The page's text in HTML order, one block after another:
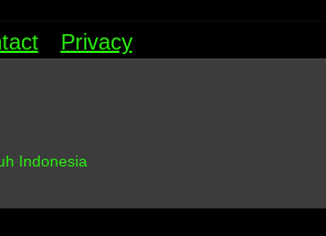
Privacy
Indonesia